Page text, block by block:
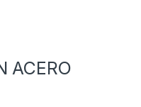
ACERO